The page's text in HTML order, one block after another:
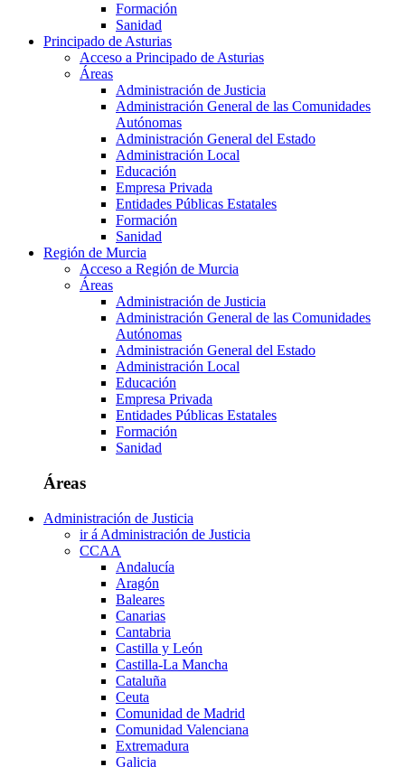
Formación
Sanidad
Principado de Asturias
Acceso a Principado de Asturias
Áreas
Administración de Justicia
Administración General de las Comunidades
Autónomas
Administración General del Estado
Administración Local
Educación
Empresa Privada
Entidades Públicas Estatales
Formación
Sanidad
Región de Murcia
Acceso a Región de Murcia
Áreas
Administración de Justicia
Administración General de las Comunidades
Autónomas
Administración General del Estado
Administración Local
Educación
Empresa Privada
Entidades Públicas Estatales
Formación
Sanidad
Áreas
Administración de Justicia
ir á Administración de Justicia
CCAA
Andalucía
Aragón
Baleares
Canarias
Cantabria
Castilla y León
Castilla-La Mancha
Cataluña
Ceuta
Comunidad de Madrid
Comunidad Valenciana
Extremadura
Galicia